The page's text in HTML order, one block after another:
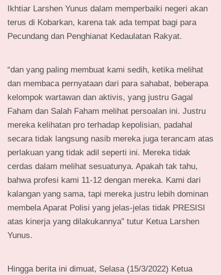
Ikhtiar Larshen Yunus dalam memperbaiki negeri akan
terus di Kobarkan, karena tak ada tempat bagi para
Pecundang dan Penghianat Kedaulatan Rakyat.
“dan yang paling membuat kami sedih, ketika melihat
dan membaca pernyataan dari para sahabat, beberapa
kelompok wartawan dan aktivis, yang justru Gagal
Faham dan Salah Faham melihat persoalan ini. Justru
mereka kelihatan pro terhadap kepolisian, padahal
secara tidak langsung nasib mereka juga terancam atas
perlakuan yang tidak adil seperti ini. Mereka tidak
cerdas dalam melihat sesuatunya. Apakah tak tahu,
bahwa profesi kami 11-12 dengan mereka. Kami dari
kalangan yang sama, tapi mereka justru lebih dominan
membela Aparat Polisi yang jelas-jelas tidak PRESISI
atas kinerja yang dilakukannya” tutur Ketua Larshen
Yunus.
Hingga berita ini dimuat, Selasa (15/3/2022) Ketua